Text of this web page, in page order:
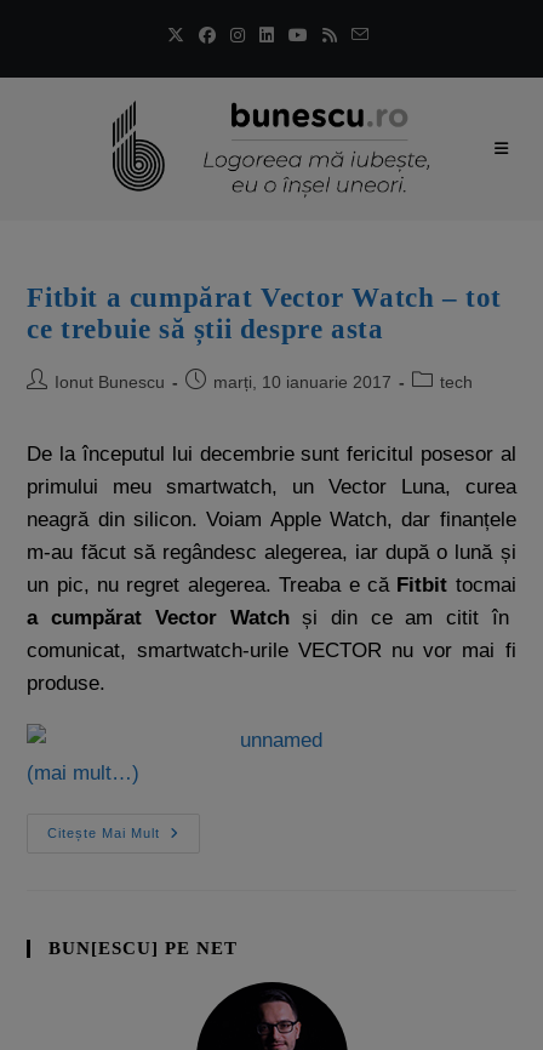
Fitbit a cumpărat Vector Watch – tot
ce trebuie să știi despre asta
Ionut Bunescu marți, 10 ianuarie 2017 tech
De la începutul lui decembrie sunt fericitul posesor al
primului meu smartwatch, un Vector Luna, curea
neagră din silicon. Voiam Apple Watch, dar finanțele
m-au făcut să regândesc alegerea, iar după o lună și
un pic, nu regret alegerea. Treaba e că Fitbit tocmai
a cumpărat Vector Watchși din ce am citit în
comunicat, smartwatch-urile VECTOR nu vor mai fi
produse.
(mai mult…)
Citește Mai Mult
BUN[ESCU] PE NET